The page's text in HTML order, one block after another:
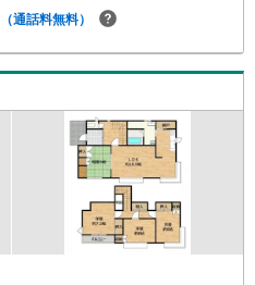
（通話料無料）